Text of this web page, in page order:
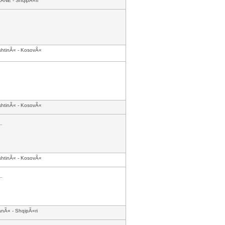
- KosovÃ«
- KosovÃ«
- KosovÃ«
- ShqipÃ«ri